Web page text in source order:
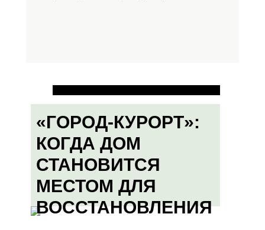
«ГОРОД-КУРОРТ»:
КОГДА ДОМ
СТАНОВИТСЯ
МЕСТОМ ДЛЯ
ВОССТАНОВЛЕНИЯ